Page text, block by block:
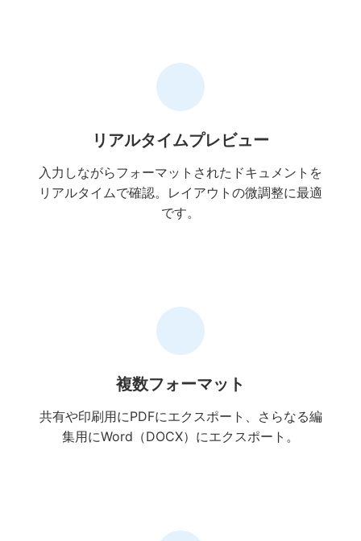
リアルタイムプレビュー
入力しながらフォーマットされたドキュメントを
リアルタイムで確認。レイアウトの微調整に最適
です。
複数フォーマット
共有や印刷用にPDFにエクスポート、さらなる編
集用にWord（DOCX）にエクスポート。